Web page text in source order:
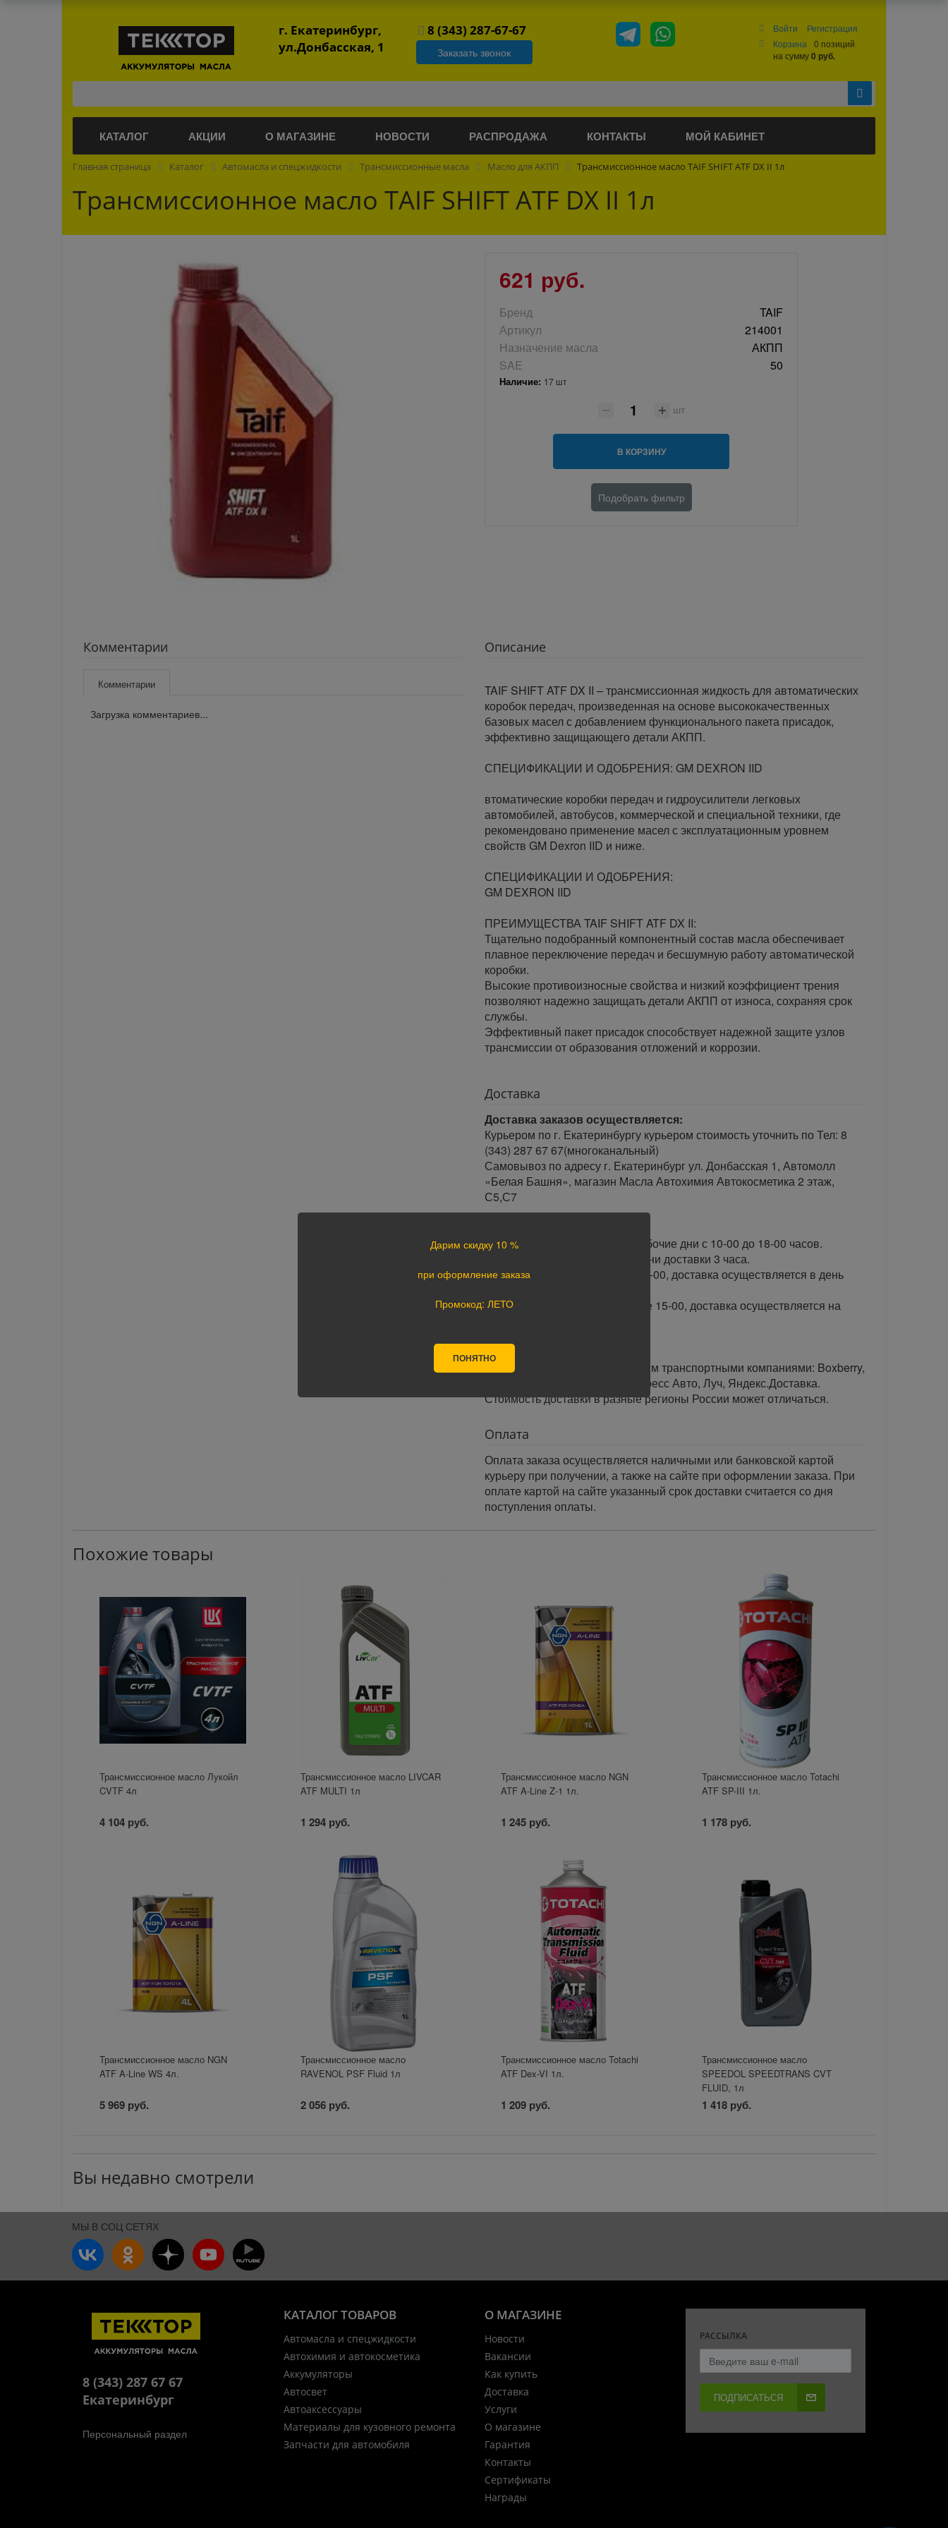
г. Екатеринбург,
ул.Донбасская, 1
8 (343) 287-67-67
Заказать звонок
Войти
Регистрация
Корзина
0 позиций
на сумму0 руб.
КАТАЛОГ АКЦИИ О МАГАЗИНЕ НОВОСТИ РАСПРОДАЖА КОНТАКТЫ МОЙ КАБИНЕТ
Главная страница Каталог Автомасла и спецжидкости Трансмиссионные масла Масло для АКПП Трансмиссионное масло TAIF SHIFT ATF DX II 1л
Трансмиссионное масло TAIF SHIFT ATF DX II 1л
621 руб.
Бренд
TAIF
Артикул
214001
Назначение масла
АКПП
SAE
50
Наличие: 17 шт
шт
В КОРЗИНУ
Подобрать фильтр
Комментарии
Комментарии
Загрузка комментариев...
Описание
TAIF SHIFT ATF DX II – трансмиссионная жидкость для автоматических
коробок передач, произведенная на основе высококачественных
базовых масел с добавлением функционального пакета присадок,
эффективно защищающего детали АКПП.
СПЕЦИФИКАЦИИ И ОДОБРЕНИЯ: GM DEXRON IID
втоматические коробки передач и гидроусилители легковых
автомобилей, автобусов, коммерческой и специальной техники, где
рекомендовано применение масел с эксплуатационным уровнем
свойств GM Dexron IID и ниже.
СПЕЦИФИКАЦИИ И ОДОБРЕНИЯ:
GM DEXRON IID
ПРЕИМУЩЕСТВА TAIF SHIFT ATF DX II:
Тщательно подобранный компонентный состав масла обеспечивает
плавное переключение передач и бесшумную работу автоматической
коробки.
Высокие противоизносные свойства и низкий коэффициент трения
позволяют надежно защищать детали АКПП от износа, сохраняя срок
службы.
Эффективный пакет присадок способствует надежной защите узлов
трансмиссии от образования отложений и коррозии.
Доставка
Доставка заказов осуществляется:
Курьером по г. Екатеринбургу курьером стоимость уточнить по Тел: 8
(343) 287 67 67(многоканальный)
Самовывоз по адресу г. Екатеринбург ул. Донбасская 1, Автомолл
«Белая Башня», магазин Масла Автохимия Автокосметика 2 этаж,
С5,С7
Доставка осуществляется в рабочие дни с 10-00 до 18-00 часов.
Минимальный интервал времени доставки 3 часа.
· При оформлении заказа до 15-00, доставка осуществляется в день
· При оформлении заказа после 15-00, доставка осуществляется на
Доставка по России:
В любой уголок России доставим транспортными компаниями: Boxberry,
Почта России, ПЭК, GTD, Экспресс Авто, Луч, Яндекс.Доставка.
Стоимость доставки в разные регионы России может отличаться.
Оплата
Оплата заказа осуществляется наличными или банковской картой
курьеру при получении, а также на сайте при оформлении заказа. При
оплате картой на сайте указанный срок доставки считается со дня
поступления оплаты.
Похожие товары
Трансмиссионное масло Лукойл
CVTF 4л
4 104 руб.
Трансмиссионное масло LIVCAR
ATF MULTI 1л
1 294 руб.
Трансмиссионное масло NGN
ATF A-Line Z-1 1л.
1 245 руб.
Трансмиссионное масло Totachi
ATF SP-III 1л.
1 178 руб.
Трансмиссионное масло NGN
ATF A-Line WS 4л.
5 969 руб.
Трансмиссионное масло
RAVENOL PSF Fluid 1л
2 056 руб.
Трансмиссионное масло Totachi
ATF Dex-VI 1л.
1 209 руб.
Трансмиссионное масло
SPEEDOL SPEEDTRANS CVT
FLUID, 1л
1 418 руб.
Вы недавно смотрели
МЫ В СОЦ СЕТЯХ
О МАГАЗИНЕ
Новости
Вакансии
Как купить
Доставка
Услуги
О магазине
Гарантия
Контакты
Сертификаты
Награды
КАТАЛОГ ТОВАРОВ
Автомасла и спецжидкости
Автохимия и автокосметика
Аккумуляторы
Автосвет
Автоаксессуары
Материалы для кузовного ремонта
Запчасти для автомобиля
РАССЫЛКА
ПОДПИСАТЬСЯ
8 (343) 287 67 67
Екатеринбург
Персональный раздел
Дарим скидку 10 %
при оформление заказа
Промокод: ЛЕТО
ПОНЯТНО